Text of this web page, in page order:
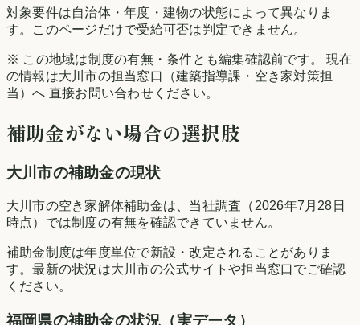
対象要件は自治体・年度・建物の状態によって異なりま
す。このページだけで受給可否は判定できません。
※ この地域は制度の有無・条件とも編集確認前です。 現在
の情報は大川市の担当窓口（建築指導課・空き家対策担
当）へ 直接お問い合わせください。
補助金がない場合の選択肢
大川市の補助金の現状
大川市の空き家解体補助金は、当社調査（2026年7月28日
時点）では制度の有無を確認できていません。
補助金制度は年度単位で新設・改定されることがありま
す。最新の状況は大川市の公式サイトや担当窓口でご確認
ください。
福岡県の補助金の状況（実データ）